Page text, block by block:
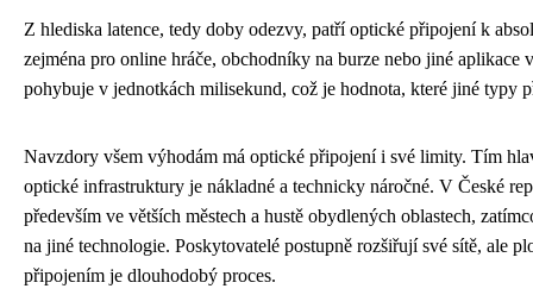
Z hlediska latence, tedy doby odezvy, patří optické připojení k
zejména pro online hráče, obchodníky na burze nebo jiné aplikace
pohybuje v jednotkách milisekund, což je hodnota, které jiné typy
Navzdory všem výhodám má optické připojení i své limity. Tím
optické infrastruktury je nákladné a technicky náročné. V České
především ve větších městech a hustě obydlených oblastech,
na jiné technologie. Poskytovatelé postupně rozšiřují své sítě, ale
připojením je dlouhodobý proces.